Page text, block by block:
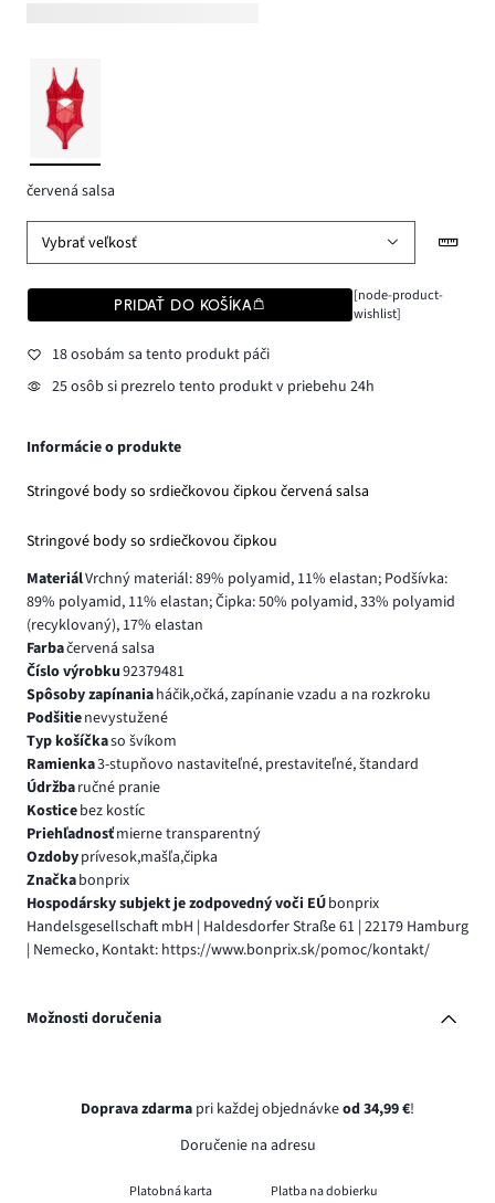
červená salsa
Vybrať veľkosť
PRIDAŤ DO KOŠÍKA
[node-product-
wishlist]
18 osobám sa tento produkt páči
25 osôb si prezrelo tento produkt v priebehu 24h
Informácie o produkte
Stringové body so srdiečkovou čipkou červená salsa
Stringové body so srdiečkovou čipkou
MateriálVrchný materiál: 89% polyamid, 11% elastan; Podšívka:
89% polyamid, 11% elastan; Čipka: 50% polyamid, 33% polyamid
(recyklovaný), 17% elastan
Farbačervená salsa
Číslo výrobku92379481
Spôsoby zapínaniaháčik,očká, zapínanie vzadu a na rozkroku
Podšitienevystužené
Typ košíčkaso švíkom
Ramienka3-stupňovo nastaviteľné, prestaviteľné, štandard
Údržbaručné pranie
Kosticebez kostíc
Priehľadnosťmierne transparentný
Ozdobyprívesok,mašľa,čipka
Značkabonprix
Hospodársky subjekt je zodpovedný voči EÚbonprix
Handelsgesellschaft mbH | Haldesdorfer Straße 61 | 22179 Hamburg
| Nemecko, Kontakt: https://www.bonprix.sk/pomoc/kontakt/
Možnosti doručenia
Doprava zdarma pri každej objednávkeod 34,99 €!
Doručenie na adresu
Platobná karta Platba na dobierku